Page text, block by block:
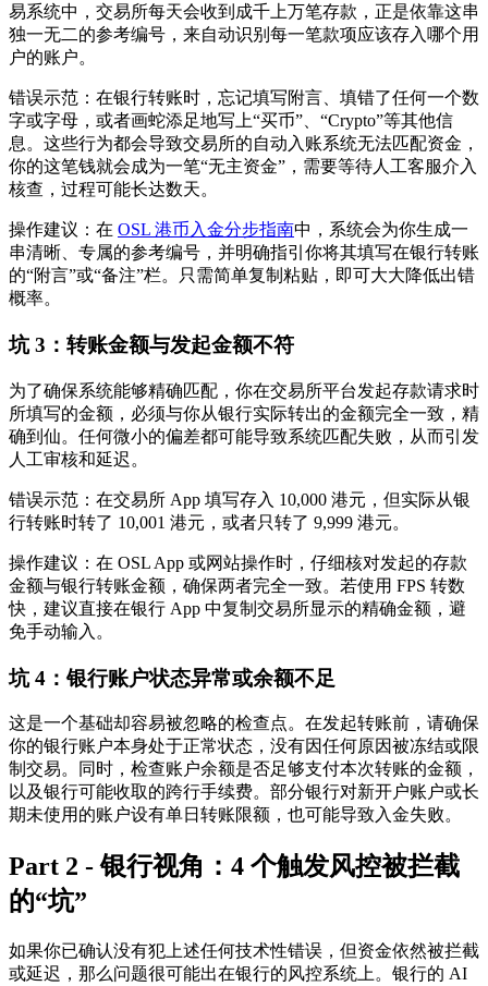
易系统中，交易所每天会收到成千上万笔存款，正是依靠这串
独一无二的参考编号，来自动识别每一笔款项应该存入哪个用
户的账户。
错误示范 ：在银行转账时，忘记填写附言、填错了任何一个数
字或字母，或者画蛇添足地写上“买币”、“Crypto”等其他信
息。这些行为都会导致交易所的自动入账系统无法匹配资金，
你的这笔钱就会成为一笔“无主资金”，需要等待人工客服介入
核查，过程可能长达数天。
操作建议 ：在 OSL 港币入金分步指南中，系统会为你生成一
串清晰、专属的参考编号，并明确指引你将其填写在银行转账
的“附言”或“备注”栏。只需简单复制粘贴，即可大大降低出错
概率。
坑 3：转账金额与发起金额不符
为了确保系统能够精确匹配，你在交易所平台发起存款请求时
所填写的金额，必须与你从银行实际转出的金额完全一致，精
确到仙。任何微小的偏差都可能导致系统匹配失败，从而引发
人工审核和延迟。
错误示范 ：在交易所 App 填写存入 10,000 港元，但实际从银
行转账时转了 10,001 港元，或者只转了 9,999 港元。
操作建议 ：在 OSL App 或网站操作时，仔细核对发起的存款
金额与银行转账金额，确保两者完全一致。若使用 FPS 转数
快，建议直接在银行 App 中复制交易所显示的精确金额，避
免手动输入。
坑 4：银行账户状态异常或余额不足
这是一个基础却容易被忽略的检查点。在发起转账前，请确保
你的银行账户本身处于正常状态，没有因任何原因被冻结或限
制交易。同时，检查账户余额是否足够支付本次转账的金额，
以及银行可能收取的跨行手续费。部分银行对新开户账户或长
期未使用的账户设有单日转账限额，也可能导致入金失败。
Part 2 - 银行视角：4 个触发风控被拦截
的“坑”
如果你已确认没有犯上述任何技术性错误，但资金依然被拦截
或延迟，那么问题很可能出在银行的风控系统上。银行的 AI